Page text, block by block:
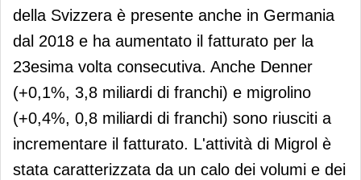
della Svizzera è presente anche in Germania
dal 2018 e ha aumentato il fatturato per la
23esima volta consecutiva. Anche Denner
(+0,1%, 3,8 miliardi di franchi) e migrolino
(+0,4%, 0,8 miliardi di franchi) sono riusciti a
incrementare il fatturato. L'attività di Migrol è
stata caratterizzata da un calo dei volumi e dei